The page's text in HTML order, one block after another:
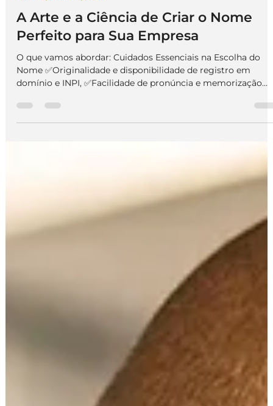
We Do Logos
15 de jul. de 2025
10 min de leitura
A Arte e a Ciência de Criar o Nome
Perfeito para Sua Empresa
O que vamos abordar: Cuidados Essenciais na Escolha do
Nome ✅Originalidade e disponibilidade de registro em